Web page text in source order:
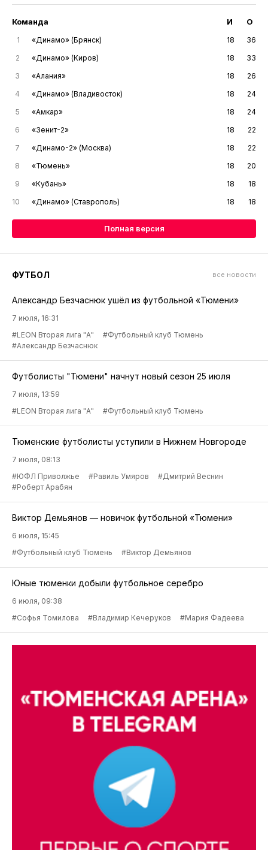
Команда И О
1 «Динамо» (Брянск) 18
36
2
«Динамо» (Киров) 18
33
3
«Алания» 18
26
4
«Динамо» (Владивосток) 18
24
5
«Амкар» 18
24
6
«Зенит-2» 18
22
7
«Динамо-2» (Москва) 18
22
8
«Тюмень» 18
20
9
«Кубань» 18
18
10
«Динамо» (Ставрополь) 18 18
Полная версия
ФУТБОЛ все новости
Александр Безчаснюк ушёл из футбольной «Тюмени»
7 июля, 16:31
#LEON Вторая лига "А"
#Футбольный клуб Тюмень
#Александр Безчаснюк
Футболисты "Тюмени" начнут новый сезон 25 июля
7 июля, 13:59
#LEON Вторая лига "А"
#Футбольный клуб Тюмень
Тюменские футболисты уступили в Нижнем Новгороде
7 июля, 08:13
#ЮФЛ Приволжье
#Равиль Умяров
#Дмитрий Веснин
#Роберт Арабян
Виктор Демьянов — новичок футбольной «Тюмени»
6 июля, 15:45
#Футбольный клуб Тюмень
#Виктор Демьянов
Юные тюменки добыли футбольное серебро
6 июля, 09:38
#Софья Томилова
#Владимир Кечеруков #Мария Фадеева